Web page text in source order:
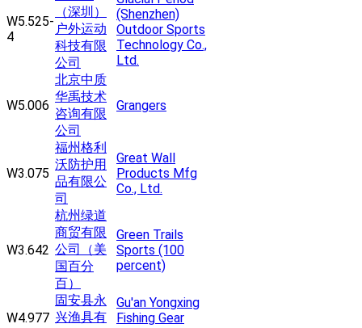
W5.525-
4
（深圳）
户外运动
科技有限
公司
(Shenzhen)
Outdoor Sports
Technology Co.,
Ltd.
W5.006
北京中质
华禹技术
咨询有限
公司
Grangers
W3.075
福州格利
沃防护用
品有限公
司
Great Wall
Products Mfg
Co., Ltd.
W3.642
杭州绿道
商贸有限
公司（美
国百分
百）
Green Trails
Sports (100
percent)
W4.977
固安县永
兴渔具有
Gu'an Yongxing
Fishing Gear